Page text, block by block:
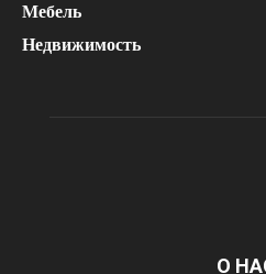
Мебель
Недвижимость
О